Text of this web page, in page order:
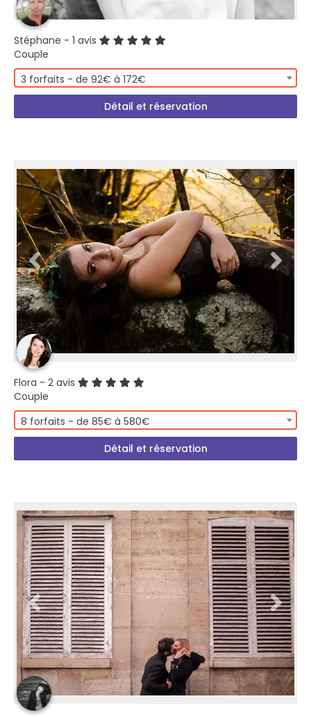
Stéphane - 1 avis
Couple
3 forfaits - de 92€ à 172€
Détail et réservation
Flora - 2 avis
Couple
8 forfaits - de 85€ à 580€
Détail et réservation